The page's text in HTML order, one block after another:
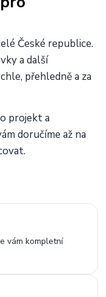
České republice.
a další
přehledně a za
projekt a
doručíme až na
vám kompletní